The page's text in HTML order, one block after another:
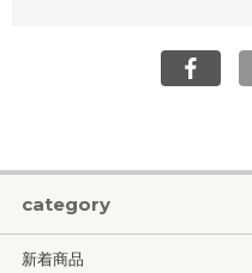
category
新着商品